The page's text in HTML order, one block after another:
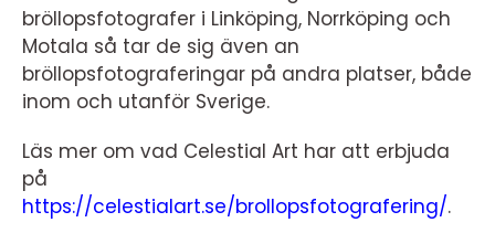
bröllopsfotografer i Linköping, Norrköping och
Motala så tar de sig även an
bröllopsfotograferingar på andra platser, både
inom och utanför Sverige.
Läs mer om vad Celestial Art har att erbjuda
på
https://celestialart.se/brollopsfotografering/.